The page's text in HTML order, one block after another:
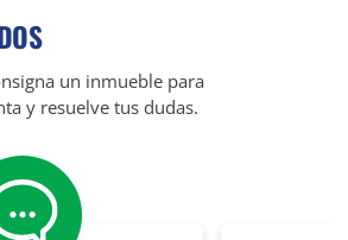
un inmueble para
y resuelve tus dudas.